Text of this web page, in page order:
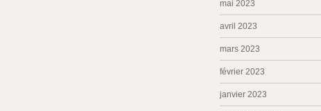
mai 2023
avril 2023
mars 2023
février 2023
janvier 2023